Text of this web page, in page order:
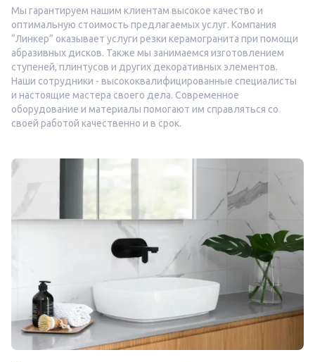
Мы гарантируем нашим клиентам высокое качество и
оптимальную стоимость предлагаемых услуг. Компания
“Линкер” оказывает услуги резки керамогранита при помощи
абразивных дисков. Также мы занимаемся изготовлением
ступеней, плинтусов и других декоративных элементов.
Наши сотрудники - высококвалифицированные специалисты
и настоящие мастера своего дела. Современное
оборудование и материалы помогают им справляться со
своей работой качественно и в срок.